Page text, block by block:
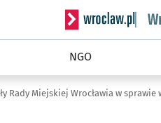
Serwis
NGO